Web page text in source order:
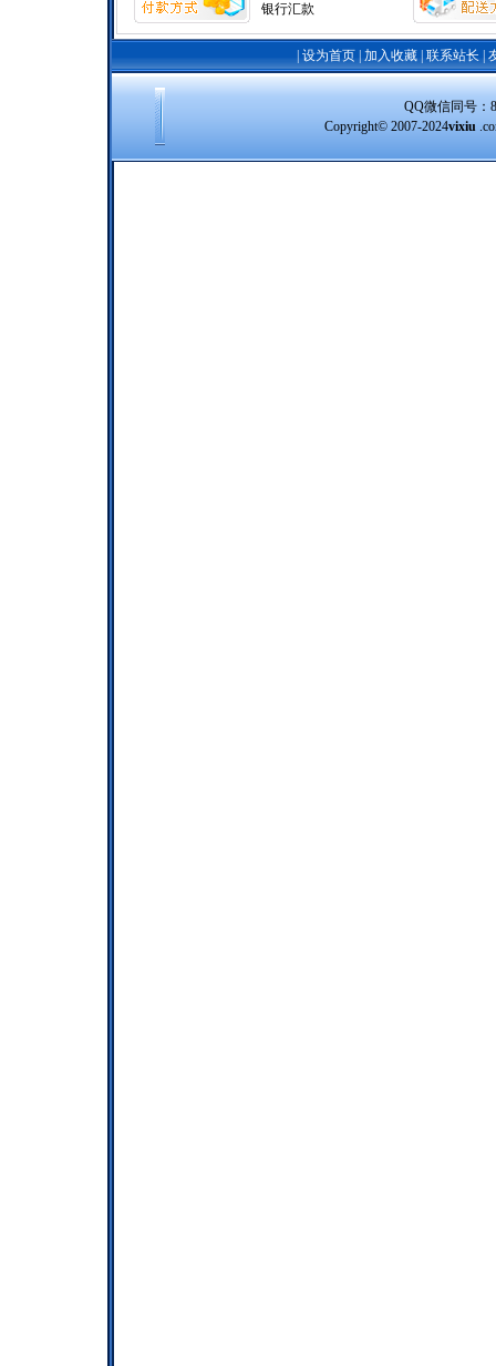
银行汇款
设为首页| 加入收藏| 联系站长
QQ微信同号：
Copyright© 2007-2024vixiu